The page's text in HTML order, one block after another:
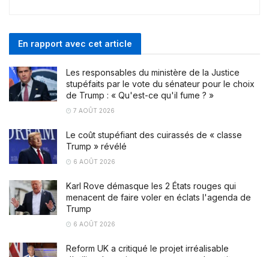
En rapport avec cet article
Les responsables du ministère de la Justice
stupéfaits par le vote du sénateur pour le choix
de Trump : « Qu'est-ce qu'il fume ? »
7 AOÛT 2026
Le coût stupéfiant des cuirassés de « classe
Trump » révélé
6 AOÛT 2026
Karl Rove démasque les 2 États rouges qui
menacent de faire voler en éclats l'agenda de
Trump
6 AOÛT 2026
Reform UK a critiqué le projet irréalisable